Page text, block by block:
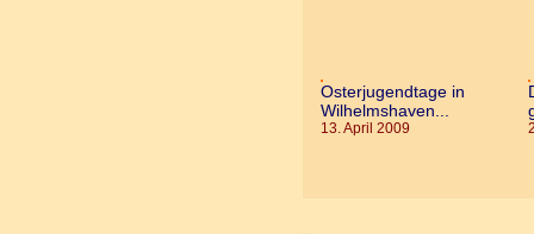
Osterjugendtage in
Wilhelmshaven...
13. April 2009